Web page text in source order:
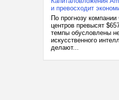
и превосходит
По прогнозу
центров превысят
темпы обусловлены
искусственного
делают...